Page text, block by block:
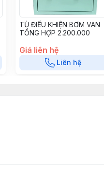
TỦ ĐIỀU KHIỆN BƠM VAN
TỔNG HỢP 2.200.000
Giá liên hệ
Liên hệ